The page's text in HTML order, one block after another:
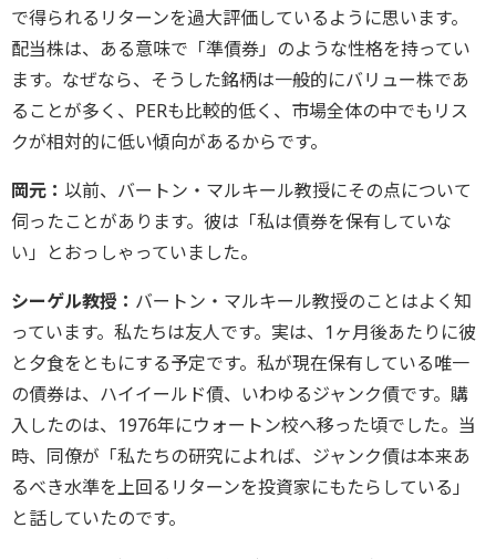
で得られるリターンを過大評価しているように思います。
配当株は、ある意味で「準債券」のような性格を持ってい
ます。なぜなら、そうした銘柄は一般的にバリュー株であ
ることが多く、PERも比較的低く、市場全体の中でもリス
クが相対的に低い傾向があるからです。
岡元： 以前、バートン・マルキール教授にその点について
伺ったことがあります。彼は「私は債券を保有していな
い」とおっしゃっていました。
シーゲル教授： バートン・マルキール教授のことはよく知
っています。私たちは友人です。実は、1ヶ月後あたりに彼
と夕食をともにする予定です。私が現在保有している唯一
の債券は、ハイイールド債、いわゆるジャンク債です。購
入したのは、1976年にウォートン校へ移った頃でした。当
時、同僚が「私たちの研究によれば、ジャンク債は本来あ
るべき水準を上回るリターンを投資家にもたらしている」
と話していたのです。